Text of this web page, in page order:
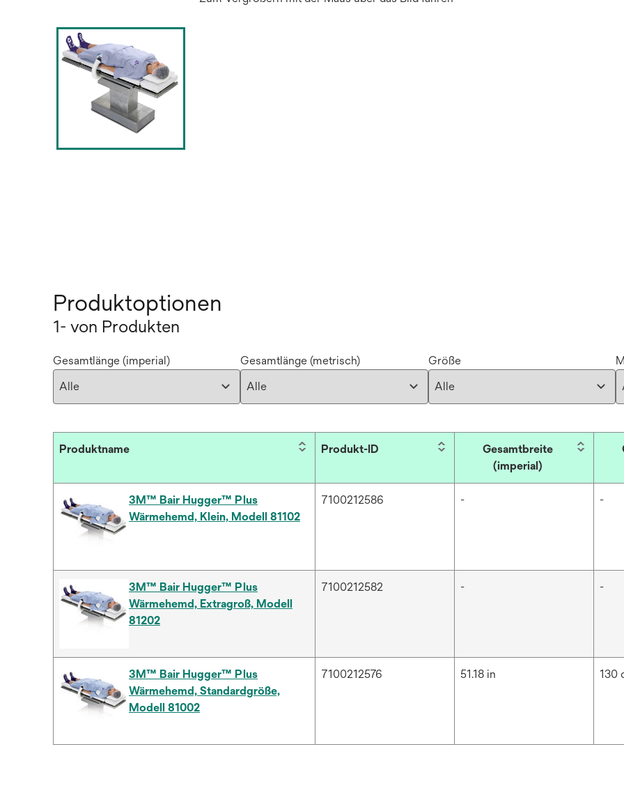
Produktoptionen
1- von Produkten
Gesamtlänge (imperial) Gesamtlänge (metrisch) Größe
Produktname Produkt-ID
Gesamtbreite
(imperial)
3M™ Bair Hugger™ Plus
Wärmehemd, Klein, Modell 81102
7100212586 - -
3M™ Bair Hugger™ Plus
Wärmehemd, Extragroß, Modell
81202
7100212582 - -
3M™ Bair Hugger™ Plus
Wärmehemd, Standardgröße,
Modell 81002
7100212576 51.18 in 130